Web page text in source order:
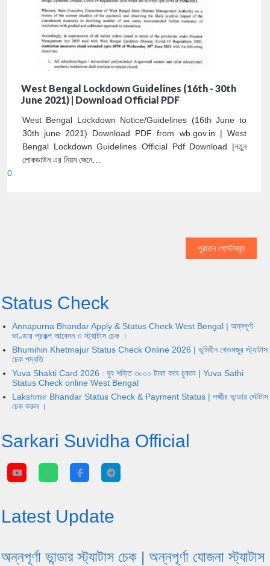
West Bengal Lockdown Guidelines (16th - 30th
June 2021) | Download Official PDF
West Bengal Lockdown Notice/Guidelines (16th June to
30th june 2021) Download PDF from wb.gov.in | West
Bengal Lockdown Guidelines Official Pdf Download |নতুন
লোকডাউন এর নিয়ম জেনে…
0
পুরাতন পোস্টসমূহ
Status Check
Annapurna Bhandar Apply & Status Check West Bengal | অন্নপূর্ণা
ভাণ্ডার প্রকল্প আবেদন ও স্ট্যাটাস চেক ।
Bhumihin Khetmajur Status Check Online 2026 | ভূমিহীন খেতমজুর স্ট্যাটাস
চেক পদ্ধতি
Yuva Shakti Card 2026 : যুব শক্তি ৩০০০ টাকা কবে ঢুকবে | Yuva Sathi
Status Check online West Bengal
Lakshmir Bhandar Status Check & Payment Status | লক্ষ্মীর ভান্ডার স্টেটাস
চেক করুন ।
Sarkari Suvidha Official
Latest Update
অন্নপূর্ণা ভান্ডার স্ট্যাটাস চেক | অন্নপূর্ণা যোজনা স্ট্যাটাস